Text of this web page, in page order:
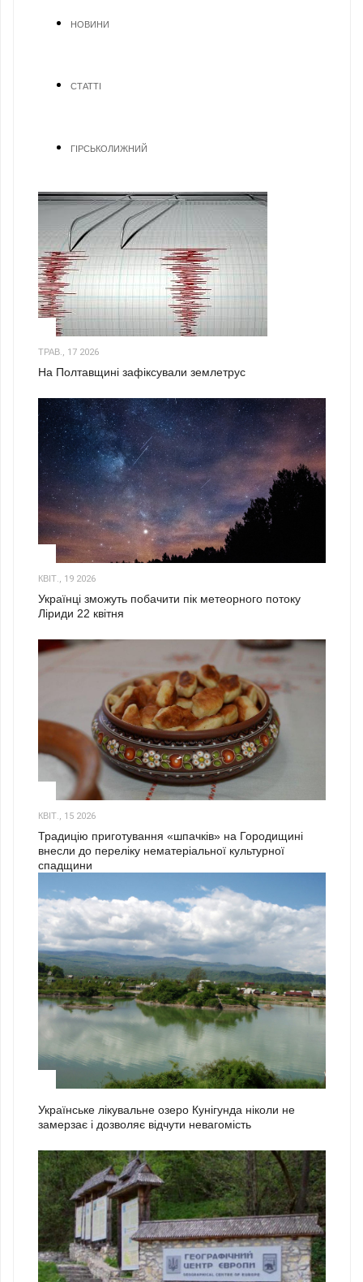
НОВИНИ
СТАТТІ
ГІРСЬКОЛИЖНИЙ
ТРАВ., 17 2026
На Полтавщині зафіксували землетрус
КВІТ., 19 2026
Українці зможуть побачити пік метеорного потоку
Ліриди 22 квітня
КВІТ., 15 2026
Традицію приготування «шпачків» на Городищині
внесли до переліку нематеріальної культурної
спадщини
Українське лікувальне озеро Кунігунда ніколи не
замерзає і дозволяє відчути невагомість